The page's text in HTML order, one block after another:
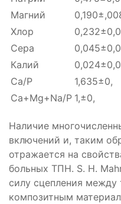
Магний
0,190±
Хлор
Сера
Калий
Ca/P
1,635±0,
Ca+Mg+Na/P 1,±0,
Наличие
включений и, таким
отражается на
больных ТПН. S. H.
силу сцепления между
композитным